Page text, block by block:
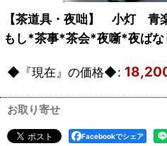
【茶道具・夜咄】 小灯
もし*茶事*茶会*夜噺*夜ばな
◆『現在』の価格◆:
お取り寄せ
Facebookでシェア